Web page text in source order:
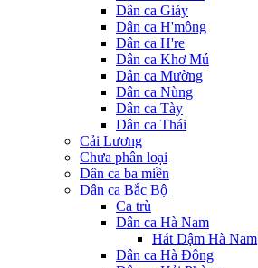
Dân ca Giáy
Dân ca H'mông
Dân ca H're
Dân ca Khơ Mú
Dân ca Mường
Dân ca Nùng
Dân ca Tày
Dân ca Thái
Cải Lương
Chưa phân loại
Dân ca ba miền
Dân ca Bắc Bộ
Ca trù
Dân ca Hà Nam
Hát Dậm Hà Nam
Dân ca Hà Đông